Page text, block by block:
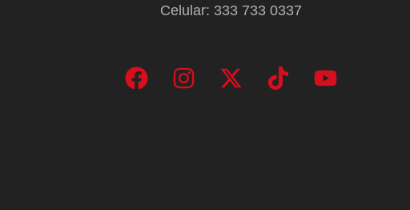
Celular: 333 733 0337